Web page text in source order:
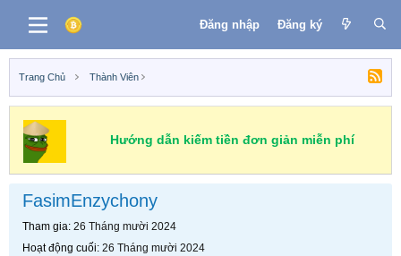
Đăng nhập Đăng ký
Trang Chủ Thành Viên
Hướng dẫn kiếm tiền đơn giản miễn phí
FasimEnzychony
Tham gia 26 Tháng mười 2024
Hoạt động cuối 26 Tháng mười 2024